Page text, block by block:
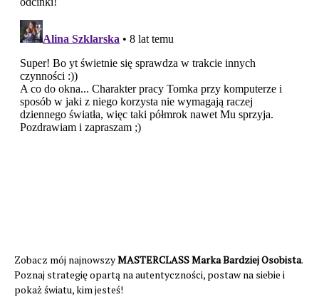
Zobacz mój najnowszyMASTERCLASS Marka Bardziej Osobista.
Poznaj strategię opartą na autentyczności, postaw na siebie i
pokaż światu, kim jesteś!